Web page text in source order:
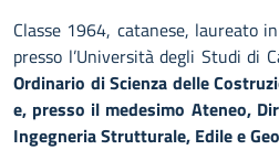
Classe 1964, catanese, laureato
presso l’Università degli Studi di
Ordinario di Scienza delle
e, presso il medesimo Ateneo,
Ingegneria Strutturale, Edile e